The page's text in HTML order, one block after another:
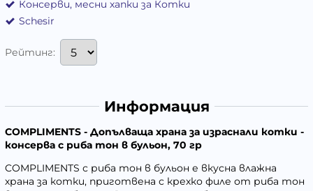
Консерви, месни хапки за Котки
Schesir
Рейтинг:
Информация
COMPLIMENTS - Допълваща храна за израснали котки -
консерва с риба тон в бульон, 70 гр
COMPLIMENTS с риба тон в бульон е вкусна влажна
храна за котки, приготвена с крехко филе от риба тон